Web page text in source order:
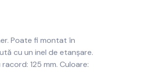
Poate fi montat în
cu un inel de etanșare.
125 mm. Culoare: